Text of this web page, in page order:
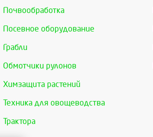
Почвообработка
Посевное оборудование
Грабли
Обмотчики рулонов
Химзащита растений
Техника для овощеводства
Трактора